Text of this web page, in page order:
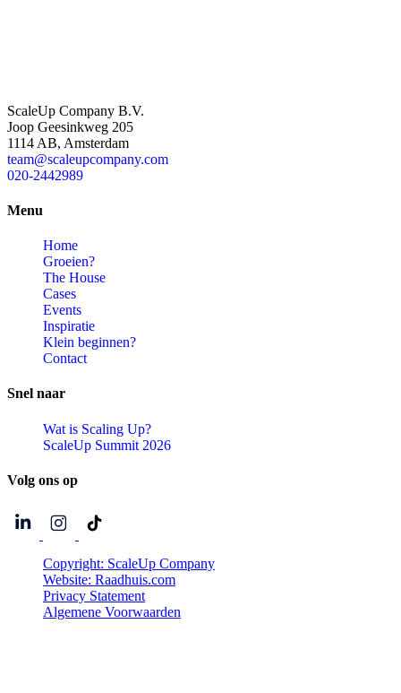
ScaleUp Company B.V.
Joop Geesinkweg 205
1114 AB, Amsterdam
team@scaleupcompany.com
020-2442989
Menu
Home
Groeien?
The House
Cases
Events
Inspiratie
Klein beginnen?
Contact
Snel naar
Wat is Scaling Up?
ScaleUp Summit 2026
Volg ons op
Copyright: ScaleUp Company
Website: Raadhuis.com
Privacy Statement
Algemene Voorwaarden